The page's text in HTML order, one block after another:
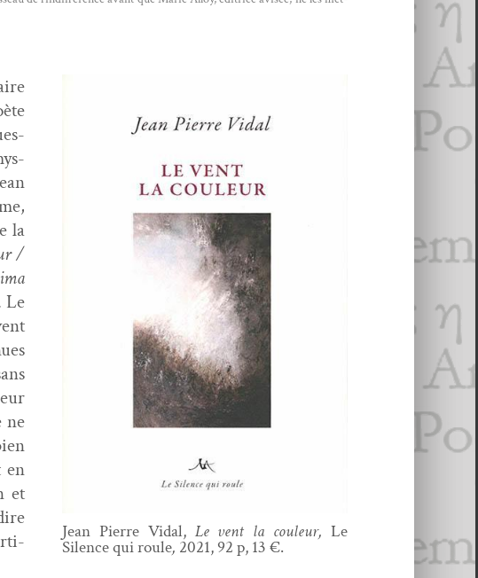
la
/
Le
ne
en
et
Jean Pierre Vidal, Le vent la couleur,Le
Silence qui roule, 2021, 92 p, 13 €.